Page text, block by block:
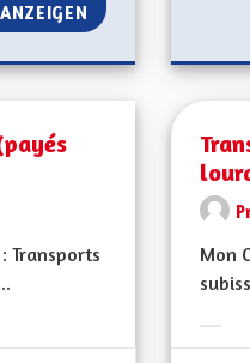
TRANSPORTS EN
Transports
Mon